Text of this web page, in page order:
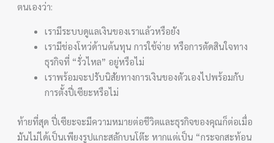
ตนเองว่า:
เรามีระบบดูแลเงินของเราแล้วหรือยัง
เรามีช่องโหว่ด้านต้นทุน การใช้จ่าย หรือการตัดสินใจทาง
ธุรกิจที่ “รั่วไหล” อยู่หรือไม่
เราพร้อมจะปรับนิสัยทางการเงินของตัวเองไปพร้อมกับ
การตั้งปี่เซียะหรือไม่
ท้ายที่สุด ปี่เซียะจะมีความหมายต่อชีวิตและธุรกิจของคุณก็ต่อเมื่อ
มันไม่ได้เป็นเพียงรูปแกะสลักบนโต๊ะ หากแต่เป็น “กระจกสะท้อน